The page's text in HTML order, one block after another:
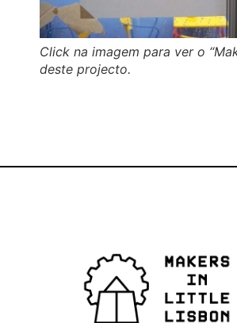
Click na imagem para ver o
deste projecto.